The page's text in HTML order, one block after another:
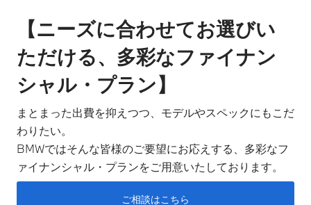
【ニーズに合わせてお選びい
ただける、多彩なファイナン
シャル・プラン】
まとまった出費を抑えつつ、モデルやスペックにもこだ
わりたい。
BMWではそんな皆様のご要望にお応えする、多彩なフ
ァイナンシャル・プランをご用意いたしております。
ご相談はこちら​